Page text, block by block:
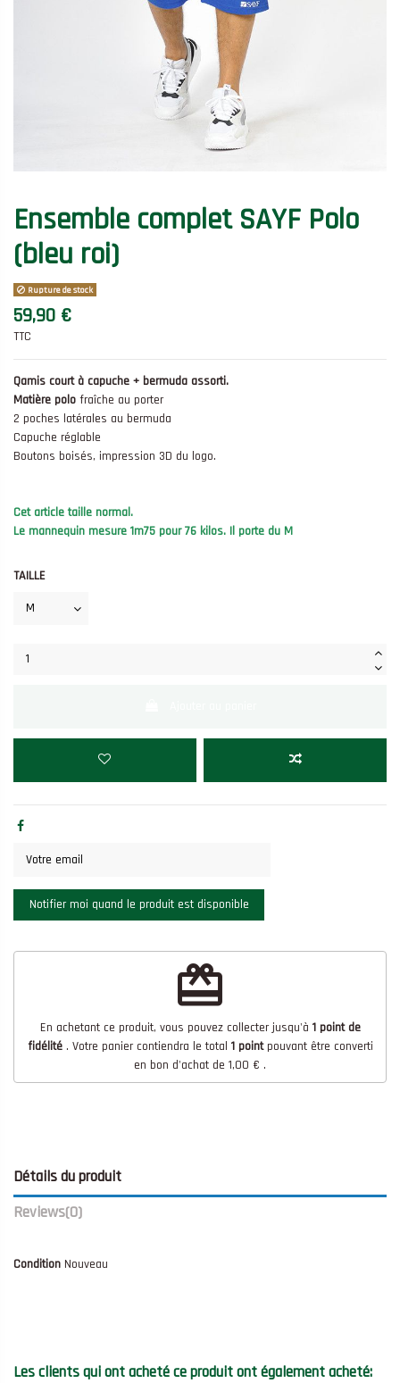
Ensemble complet SAYF Polo
(bleu roi)
Rupture de stock
59,90 €
TTC
Qamis court à capuche + bermuda assorti.
Matière polo fraîche au porter
2 poches latérales au bermuda
Capuche réglable
Boutons boisés, impression 3D du logo.
Cet article taille normal.
Le mannequin mesure 1m75 pour 76 kilos. Il porte du M
TAILLE
redeem
En achetant ce produit, vous pouvez collecter jusqu'à 1point de
fidélité. Votre panier contiendra le total 1pointpouvant être converti
en bon d'achat de 1,00 € .
Détails du produit
Reviews(0)
Condition Nouveau
Les clients qui ont acheté ce produit ont également acheté: